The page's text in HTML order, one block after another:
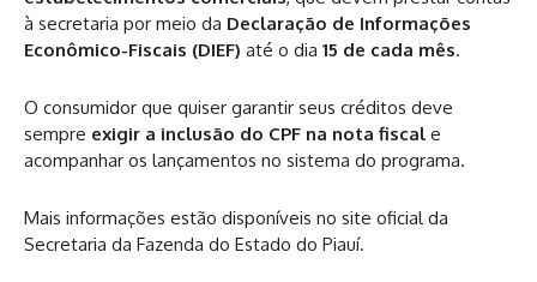
à secretaria por meio da Declaração de Informações
Econômico-Fiscais (DIEF) até o dia 15 de cada mês.
O consumidor que quiser garantir seus créditos deve
sempre exigir a inclusão do CPF na nota fiscal e
acompanhar os lançamentos no sistema do programa.
Mais informações estão disponíveis no site oficial da
Secretaria da Fazenda do Estado do Piauí.